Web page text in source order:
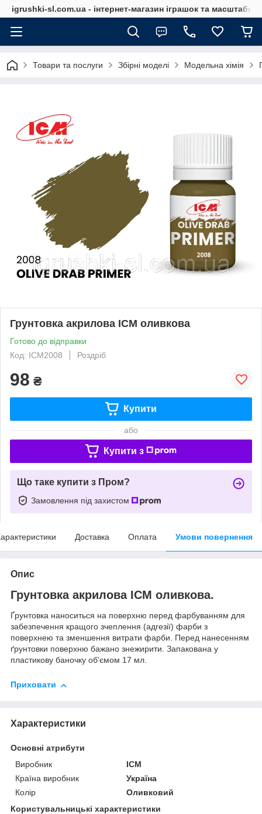
igrushki-sl.com.ua - інтернет-магазин іграшок та
Товари та послуги Збірні моделі Модельна хімія
Грунтовка акрилова ICM оливкова
Готово до відправки
Код: ICM2008
Роздріб
98 ₴
Купити
або
Купити з
Що таке купити з Пром?
Замовлення під захистом
Доставка Оплата Умови повернення
Опис
Грунтовка акрилова ICM оливкова.
Ґрунтовка наноситься на поверхню перед фарбуванням для
забезпечення кращого зчеплення (адгезії) фарби з
поверхнею та зменшення витрати фарби. Перед нанесенням
ґрунтовки поверхню бажано знежирити. Запакована у
пластикову баночку об'ємом 17 мл.
Приховати
Характеристики
Основні атрибути
Виробник
ICM
Країна виробник
Україна
Колір
Оливковий
Користувальницькі характеристики